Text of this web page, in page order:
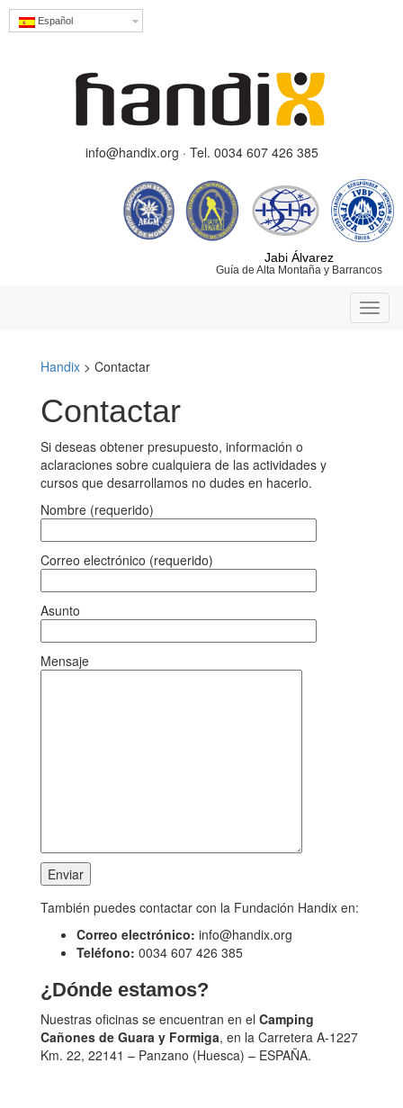
Español
info@handix.org · Tel. 0034 607 426 385
Jabi Álvarez
Guía de Alta Montaña y Barrancos
Handix > Contactar
Contactar
Si deseas obtener presupuesto, información o
aclaraciones sobre cualquiera de las actividades y
cursos que desarrollamos no dudes en hacerlo.
Nombre (requerido)
Correo electrónico (requerido)
Asunto
Mensaje
También puedes contactar con la Fundación Handix en:
Correo electrónico: info@handix.org
Teléfono: 0034 607 426 385
¿Dónde estamos?
Nuestras oficinas se encuentran en el Camping
Cañones de Guara y Formiga, en la Carretera A-1227
Km. 22, 22141 – Panzano (Huesca) – ESPAÑA.